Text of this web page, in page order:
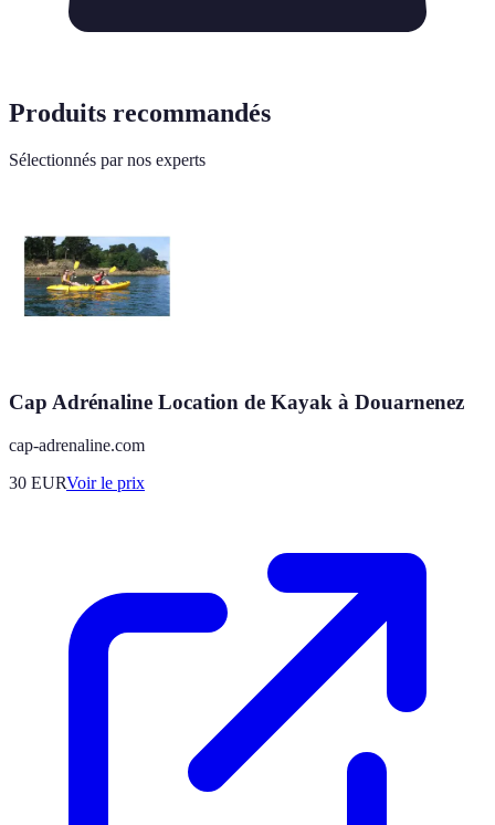
Produits recommandés
Sélectionnés par nos experts
Cap Adrénaline Location de Kayak à Douarnenez
cap-adrenaline.com
30 EURVoir le prix